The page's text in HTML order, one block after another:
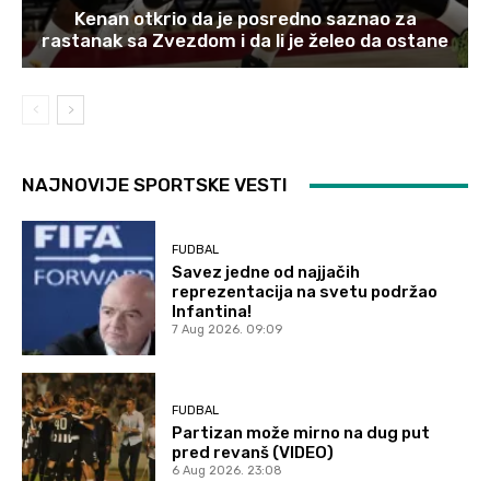
Kenan otkrio da je posredno saznao za
rastanak sa Zvezdom i da li je želeo da ostane
NAJNOVIJE SPORTSKE VESTI
FUDBAL
Savez jedne od najjačih
reprezentacija na svetu podržao
Infantina!
7 Aug 2026. 09:09
FUDBAL
Partizan može mirno na dug put
pred revanš (VIDEO)
6 Aug 2026. 23:08